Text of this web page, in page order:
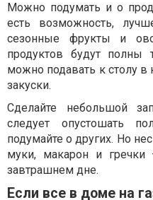
Можно подумать и о
есть возможность,
сезонные фрукты и
продуктов будут полны
можно подавать к столу
закуски.
Сделайте небольшой
следует опустошать
подумайте о других. Но
муки, макарон и гречки
завтрашнем дне.
Если все в доме на